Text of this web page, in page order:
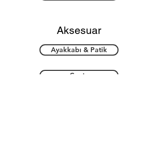
Aksesuar
Ayakkabı & Patik
Çanta